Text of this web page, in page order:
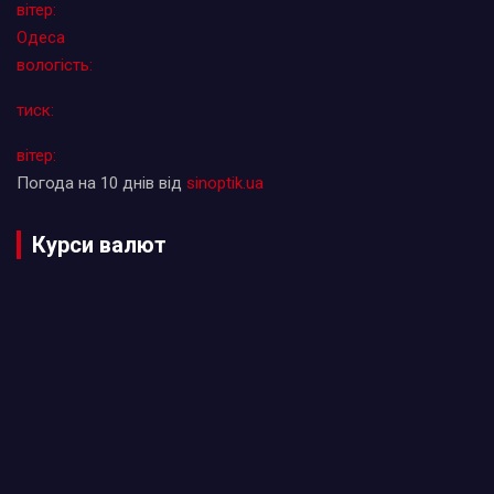
вітер:
Одеса
вологість:
тиск:
вітер:
Погода на 10 днів від sinoptik.ua
Курси валют